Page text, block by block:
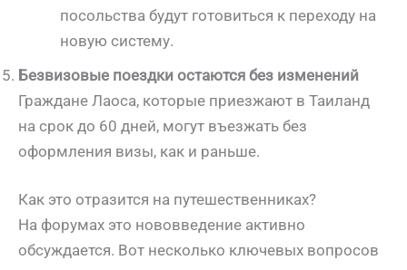
посольства будут готовиться к переходу на
новую систему.
Безвизовые поездки остаются без изменений
Граждане Лаоса, которые приезжают в Таиланд
на срок до 60 дней, могут въезжать без
оформления визы, как и раньше.
Как это отразится на путешественниках?
На форумах это нововведение активно
обсуждается. Вот несколько ключевых вопросов